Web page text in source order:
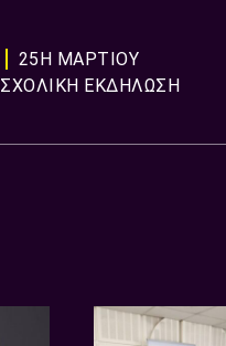
25Η ΜΑΡΤΙΟΥ
ΣΧΟΛΙΚΗ ΕΚΔΗΛΩΣΗ